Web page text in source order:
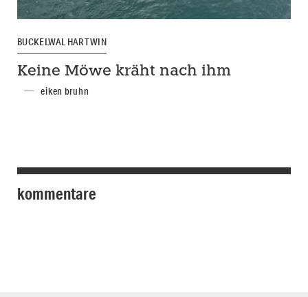
BUCKELWAL HARTWIN
Keine Möwe kräht nach ihm
eiken bruhn
kommentare